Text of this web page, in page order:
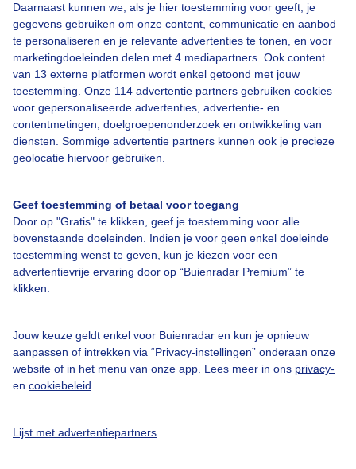
Daarnaast kunnen we, als je hier toestemming voor geeft, je
gegevens gebruiken om onze content, communicatie en aanbod
te personaliseren en je relevante advertenties te tonen, en voor
marketingdoeleinden delen met 4 mediapartners. Ook content
van 13 externe platformen wordt enkel getoond met jouw
toestemming. Onze 114 advertentie partners gebruiken cookies
voor gepersonaliseerde advertenties, advertentie- en
contentmetingen, doelgroepenonderzoek en ontwikkeling van
diensten. Sommige advertentie partners kunnen ook je precieze
geolocatie hiervoor gebruiken.
Geef toestemming of betaal voor toegang
Door op "Gratis" te klikken, geef je toestemming voor alle
bovenstaande doeleinden. Indien je voor geen enkel doeleinde
toestemming wenst te geven, kun je kiezen voor een
advertentievrije ervaring door op “Buienradar Premium” te
klikken.
Jouw keuze geldt enkel voor Buienradar en kun je opnieuw
aanpassen of intrekken via “Privacy-instellingen” onderaan onze
website of in het menu van onze app. Lees meer in ons privacy-
en cookiebeleid
Lijst met advertentiepartners
Over Buienradar
Bedrijfsgegevens
Veelgestelde vragen
Toegankelijkheid
Gebruikersvoorwaarden
Adverteren
Cookie beleid
Privacy instellingen